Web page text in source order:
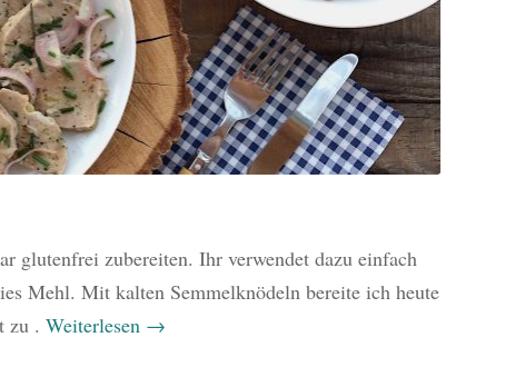
glutenfrei zubereiten. Ihr verwendet dazu einfach
Mehl. Mit kalten Semmelknödeln bereite ich heute
zu . Weiterlesen →